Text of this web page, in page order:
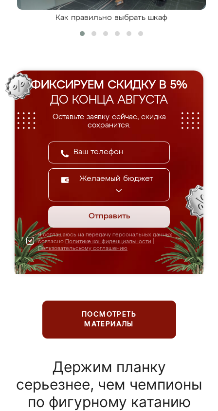
Как правильно выбрать шкаф
ФИКСИРУЕМ СКИДКУ В 5%
ДО КОНЦА АВГУСТА
Оставьте заявку сейчас, скидка
сохранится.
Желаемый бюджет
Отправить
Я соглашаюсь на передачу персональных данных
согласно Политике конфиденциальности
Пользовательскому соглашению
ПОСМОТРЕТЬ
МАТЕРИАЛЫ
Держим планку
серьезнее, чем чемпионы
по фигурному катанию